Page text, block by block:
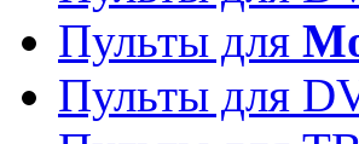
Пульты для
Пульты для